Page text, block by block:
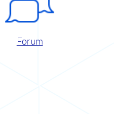
Forum